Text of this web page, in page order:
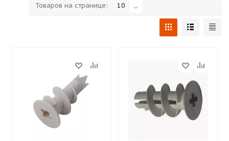
Товаров на странице:
10